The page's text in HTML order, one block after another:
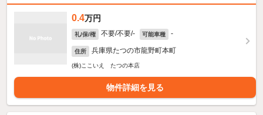
0.4万円
礼/保/権 不要/不要/- 可能車種 -
住所 兵庫県たつの市龍野町本町
(株)ここいえ たつの本店
物件詳細を見る